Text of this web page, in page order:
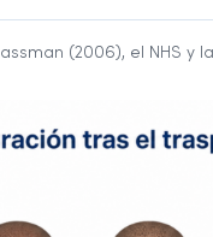
(2006), el NHS y